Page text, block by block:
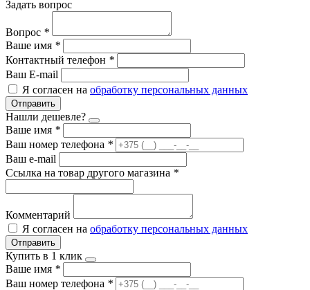
Задать вопрос
Вопрос *
Ваше имя *
Контактный телефон *
Ваш E-mail
Я согласен на обработку персональных данных
Отправить
Нашли дешевле?
Ваше имя *
Ваш номер телефона *
Ваш e-mail
Ссылка на товар другого магазина *
Комментарий
Я согласен на обработку персональных данных
Отправить
Купить в 1 клик
Ваше имя *
Ваш номер телефона *